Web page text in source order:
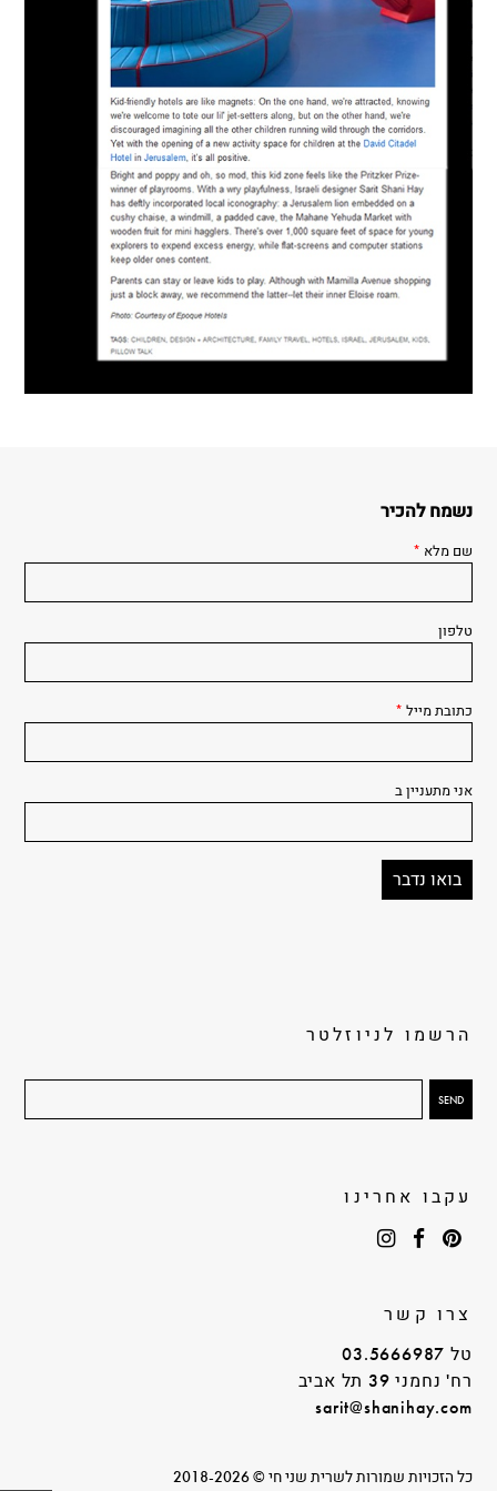
נשמח להכיר
שם מלא *
טלפון
כתובת מייל *
אני מתעניין ב
הרשמו לניוזלטר
עקבו אחרינו
צרו קשר
טל 03.5666987
רח' נחמני 39 תל אביב
sarit@shanihay.com
כל הזכויות שמורות לשרית שני חי © 2018-2026